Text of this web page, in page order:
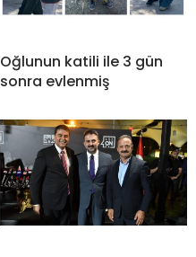
Oğlunun katili ile 3 gün
sonra evlenmiş